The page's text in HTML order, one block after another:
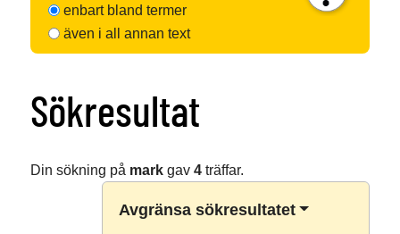
enbart bland termer
även i all annan text
Sökresultat
Din sökning på markgav 4träffar.
Avgränsa sökresultatet